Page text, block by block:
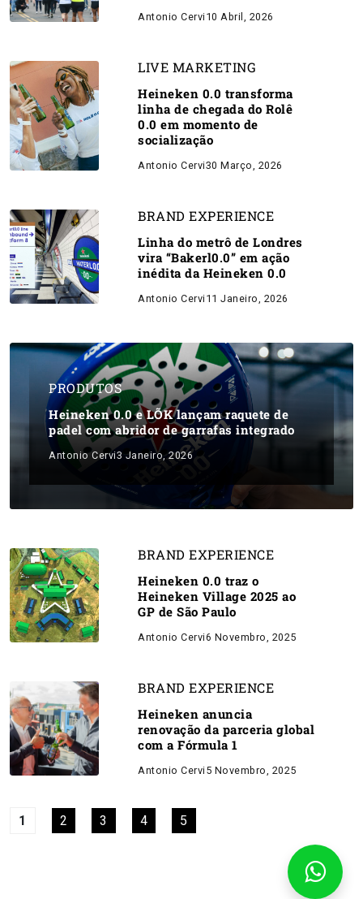
Antonio Cervi 10 Abril, 2026
LIVE MARKETING
Heineken 0.0 transforma
linha de chegada do Rolê
0.0 em momento de
socialização
Antonio Cervi30 Março, 2026
BRAND EXPERIENCE
Linha do metrô de Londres
vira “Bakerl0.0” em ação
inédita da Heineken 0.0
Antonio Cervi 11 Janeiro, 2026
PRODUTOS
Heineken 0.0 e LÕK lançam raquete de
padel com abridor de garrafas integrado
Antonio Cervi3 Janeiro, 2026
BRAND EXPERIENCE
Heineken 0.0 traz o
Heineken Village 2025 ao
GP de São Paulo
Antonio Cervi6 Novembro, 2025
BRAND EXPERIENCE
Heineken anuncia
renovação da parceria global
com a Fórmula 1
Antonio Cervi 5 Novembro, 2025
1 2 3 4 5